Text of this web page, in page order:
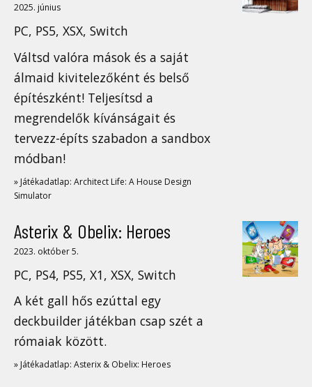
2025. június
PC, PS5, XSX, Switch
Váltsd valóra mások és a saját
álmaid kivitelezőként és belső
építészként! Teljesítsd a
megrendelők kívánságait és
tervezz-építs szabadon a sandbox
módban!
» Játékadatlap: Architect Life: A House Design
Simulator
Asterix & Obelix: Heroes
2023. október 5.
PC, PS4, PS5, X1, XSX, Switch
A két gall hős ezúttal egy
deckbuilder játékban csap szét a
rómaiak között.
» Játékadatlap: Asterix & Obelix: Heroes